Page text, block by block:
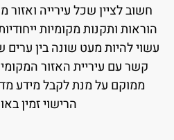
חשוב לציין שכל עירייה ואזור
הוראות ותקנות מקומיות
עשוי להיות מעט שונה בין ערים
קשר עם עיריית האזור
ממוקם על מנת לקבל מידע
הרישוי זמין